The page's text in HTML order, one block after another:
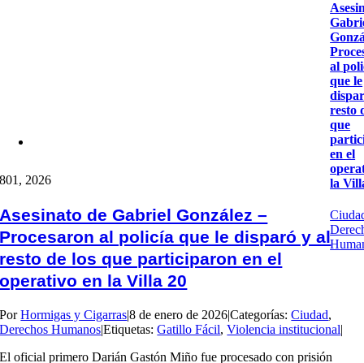
al
que le
resto
que
en el
la
801, 2026
Asesinato de Gabriel González –
Procesaron al policía que le disparó y al
resto de los que participaron en el
operativo en la Villa 20
PorHormigas y Cigarras|8 de enero de 2026|Categorías:Ciudad,
Derechos Humanos|Etiquetas:Gatillo Fácil,Violencia institucional|
El oficial primero Darián Gastón Miño fue procesado con prisión